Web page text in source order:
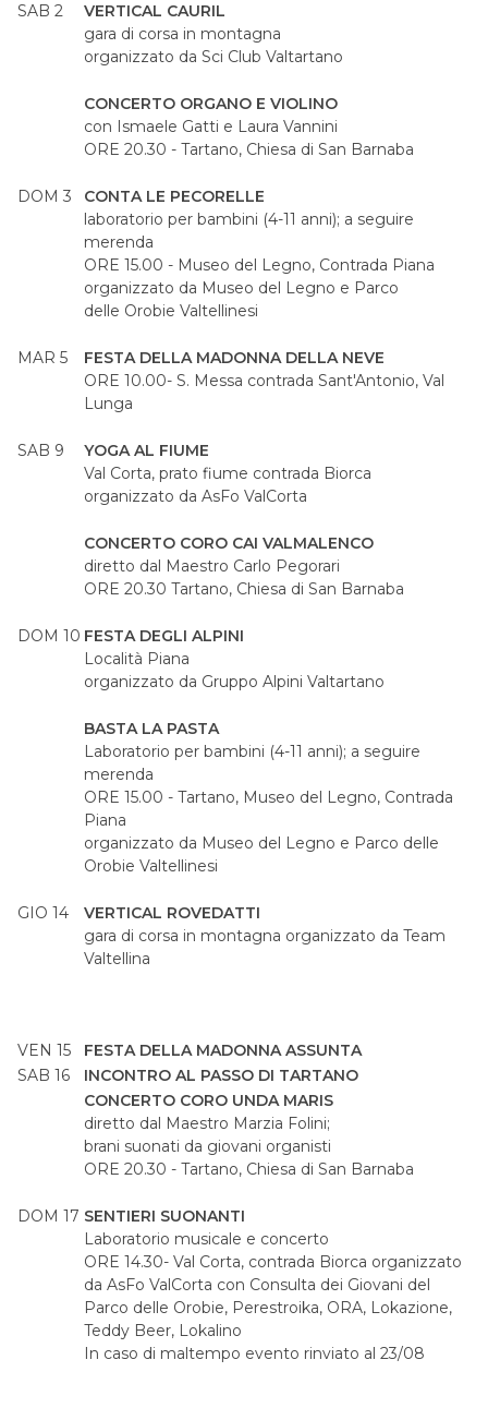
SAB 2
VERTICAL CAURIL
gara di corsa in montagna
organizzato da Sci Club Valtartano
CONCERTO ORGANO E VIOLINO
con Ismaele Gatti e Laura Vannini
ORE 20.30 - Tartano, Chiesa di San Barnaba
DOM 3
CONTA LE PECORELLE
laboratorio per bambini (4-11 anni); a seguire
merenda
ORE 15.00 - Museo del Legno, Contrada Piana
organizzato da Museo del Legno e Parco
delle Orobie Valtellinesi
MAR 5
FESTA DELLA MADONNA DELLA NEVE
ORE 10.00- S. Messa contrada Sant'Antonio, Val
Lunga
SAB 9
YOGA AL FIUME
Val Corta, prato fiume contrada Biorca
organizzato da AsFo ValCorta
CONCERTO CORO CAI VALMALENCO
diretto dal Maestro Carlo Pegorari
ORE 20.30 Tartano, Chiesa di San Barnaba
DOM 10 FESTA DEGLI ALPINI
Località Piana
organizzato da Gruppo Alpini Valtartano
BASTA LA PASTA
Laboratorio per bambini (4-11 anni); a seguire
merenda
ORE 15.00 - Tartano, Museo del Legno, Contrada
Piana
organizzato da Museo del Legno e Parco delle
Orobie Valtellinesi
GIO 14
VERTICAL ROVEDATTI
gara di corsa in montagna organizzato da Team
Valtellina
VEN 15
FESTA DELLA MADONNA ASSUNTA
SAB 16
INCONTRO AL PASSO DI TARTANO
CONCERTO CORO UNDA MARIS
diretto dal Maestro Marzia Folini;
brani suonati da giovani organisti
ORE 20.30 - Tartano, Chiesa di San Barnaba
DOM 17 SENTIERI SUONANTI
Laboratorio musicale e concerto
ORE 14.30- Val Corta, contrada Biorca organizzato
da AsFo ValCorta con Consulta dei Giovani del
Parco delle Orobie, Perestroika, ORA, Lokazione,
Teddy Beer, Lokalino
In caso di maltempo evento rinviato al 23/08